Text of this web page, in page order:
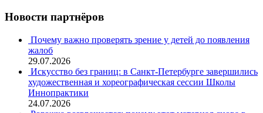
Новости партнёров
Почему важно проверять зрение у детей до появления
жалоб
29.07.2026
Искусство без границ: в Санкт-Петербурге завершились
художественная и хореографическая сессии Школы
Иннопрактики
24.07.2026